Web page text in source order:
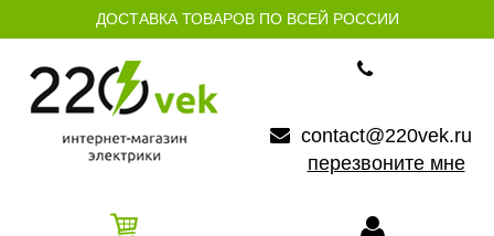
ДОСТАВКА ТОВАРОВ ПО ВСЕЙ РОССИИ
contact@220vek.ru
перезвоните мне